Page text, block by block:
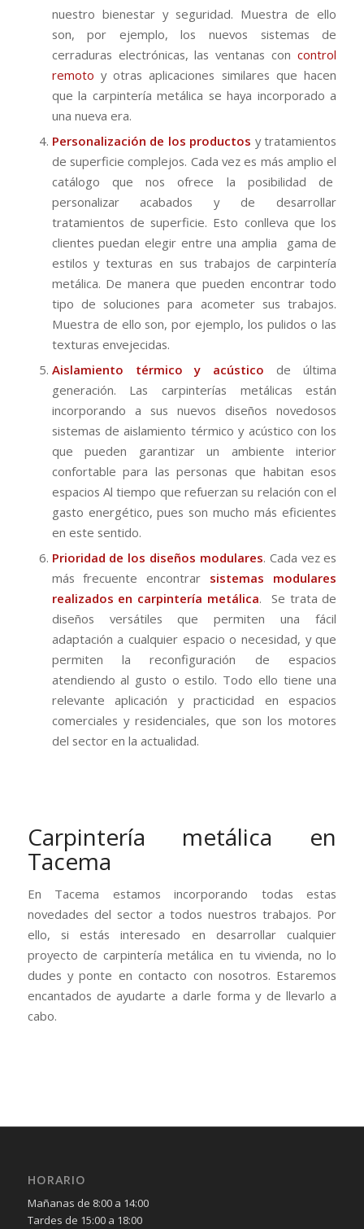
nuestro bienestar y seguridad. Muestra de ello
son, por ejemplo, los nuevos sistemas de
cerraduras electrónicas, las ventanas concontrol
remoto y otras aplicaciones similares que hacen
que la carpintería metálica se haya incorporado a
una nueva era.
Personalización de los productos y tratamientos
de superficie complejos. Cada vez es más amplio el
catálogo que nos ofrece la posibilidad de
personalizar acabados y de desarrollar
tratamientos de superficie. Esto conlleva que los
clientes puedan elegir entre una amplia gama de
estilos y texturas en sus trabajos de carpintería
metálica. De manera que pueden encontrar todo
tipo de soluciones para acometer sus trabajos.
Muestra de ello son, por ejemplo, los pulidos o las
texturas envejecidas.
Aislamiento térmico y acústico de última
generación. Las carpinterías metálicas están
incorporando a sus nuevos diseños novedosos
sistemas de aislamiento térmico y acústico con los
que pueden garantizar un ambiente interior
confortable para las personas que habitan esos
espacios Al tiempo que refuerzan su relación con el
gasto energético, pues son mucho más eficientes
en este sentido.
Prioridad de los diseños modulares. Cada vez es
más frecuente encontrar sistemas modulares
realizados en carpintería metálica. Se trata de
diseños versátiles que permiten una fácil
adaptación a cualquier espacio o necesidad, y que
permiten la reconfiguración de espacios
atendiendo al gusto o estilo. Todo ello tiene una
relevante aplicación y practicidad en espacios
comerciales y residenciales, que son los motores
del sector en la actualidad.
Carpintería metálica en
Tacema
En Tacema estamos incorporando todas estas
novedades del sector a todos nuestros trabajos. Por
ello, si estás interesado en desarrollar cualquier
proyecto de carpintería metálica en tu vivienda, no lo
dudes y ponte en contacto con nosotros. Estaremos
encantados de ayudarte a darle forma y de llevarlo a
cabo.
HORARIO
Mañanas de 8:00 a 14:00
Tardes de 15:00 a 18:00